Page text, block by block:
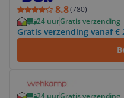
8.8(780)
24 uurGratis verzending
Gratis verzending vanaf
24 uurGratis verzending